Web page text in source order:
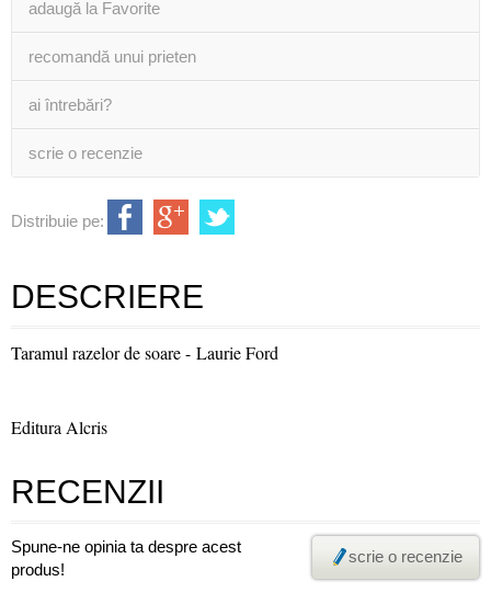
adaugă la Favorite
recomandă unui prieten
ai întrebări?
scrie o recenzie
Distribuie pe:
DESCRIERE
Taramul razelor de soare - Laurie Ford
Editura Alcris
RECENZII
Spune-ne opinia ta despre acest
produs!
scrie o recenzie